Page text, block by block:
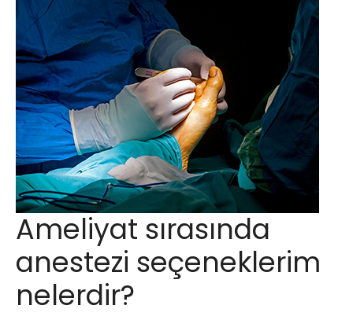
Ameliyat sırasında
anestezi seçeneklerim
nelerdir?